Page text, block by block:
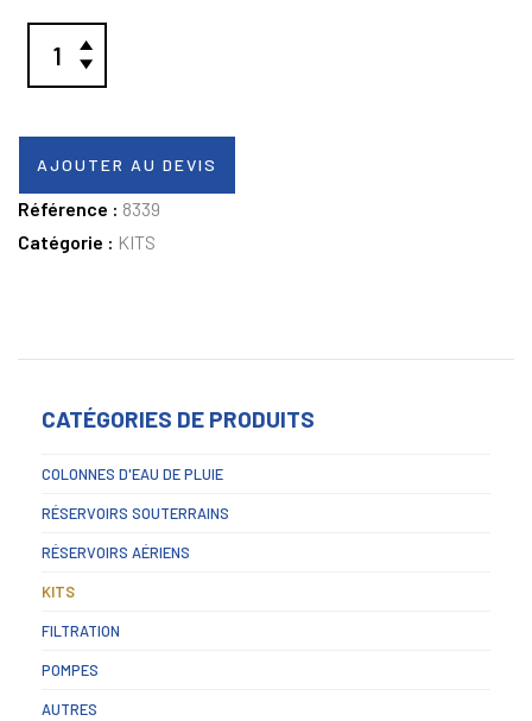
AJOUTER AU DEVIS
Référence : 8339
Catégorie : KITS
CATÉGORIES DE PRODUITS
COLONNES D'EAU DE PLUIE
RÉSERVOIRS SOUTERRAINS
RÉSERVOIRS AÉRIENS
KITS
FILTRATION
POMPES
AUTRES